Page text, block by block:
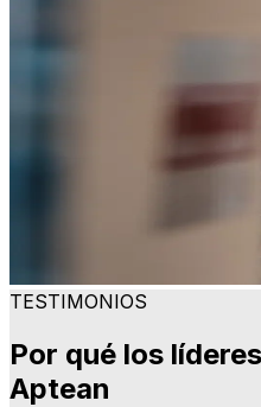
TESTIMONIOS
Por qué los
Aptean